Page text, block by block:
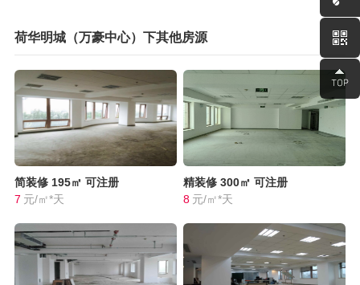
荷华明城（万豪中心）下其他房源
简装修 195㎡ 可注册
7 元/㎡*天
精装修 300㎡ 可注册
8 元/㎡*天